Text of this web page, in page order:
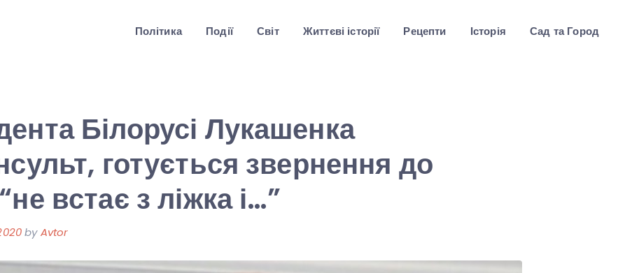
Політика Події Світ Життєві історії Рецепти Історія Сад та Город
Білорусі Лукашенка
готується звернення до
встає з ліжка і…”
byAvtor